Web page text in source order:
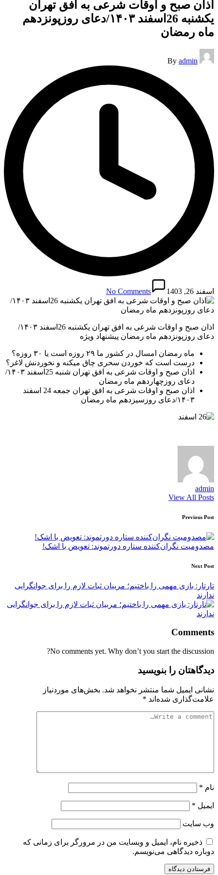
اذان صبح و اوقات شرعی به افق تهران
یکشنبه 26اسفند ۱۴۰۳/دعای روزپونزدهم
ماه رمضان
Posted
by
By admin
اسفند 26, 1403 No Comments
اذان صبح و اوقات شرعی به افق تهران یکشنبه 26اسفند ۱۴۰۳/
دعای روزپونزدهم ماه رمضان پیشنهاد ویژه
ماه رمضان امسال در کشور ما ۲۹ روزه است یا ۳۰ روزه؟
درست است که خوردن سحری چاق میکنه و نخوردنش لاغر؟
اذان صبح و اوقات شرعی به افق تهران شنبه 25اسفند ۱۴۰۳/
دعای روزچهاردهم ماه رمضان
اذان صبح و اوقات شرعی به افق تهران جمعه 24 اسفند
۱۴۰۳/دعای روزسیزدهم ماه رمضان
admin
View All Posts
Post
navigation
Previous Post
مصدومیت نگران‌کننده ستاره دورتموند: تعویض با اشک!
Next Post
تارتار: بازی مهمی را باختیم؛ مربیان ثبات لازم را برای جوانگرایی
ندارند
Comments
No comments yet. Why don’t you start the discussion?
دیدگاهتان را بنویسید
نشانی ایمیل شما منتشر نخواهد شد. بخش‌های موردنیاز
علامت‌گذاری شده‌اند *
نام *
ایمیل *
وب‌ سایت
ذخیره نام، ایمیل و وبسایت من در مرورگر برای زمانی که
دوباره دیدگاهی می‌نویسم.